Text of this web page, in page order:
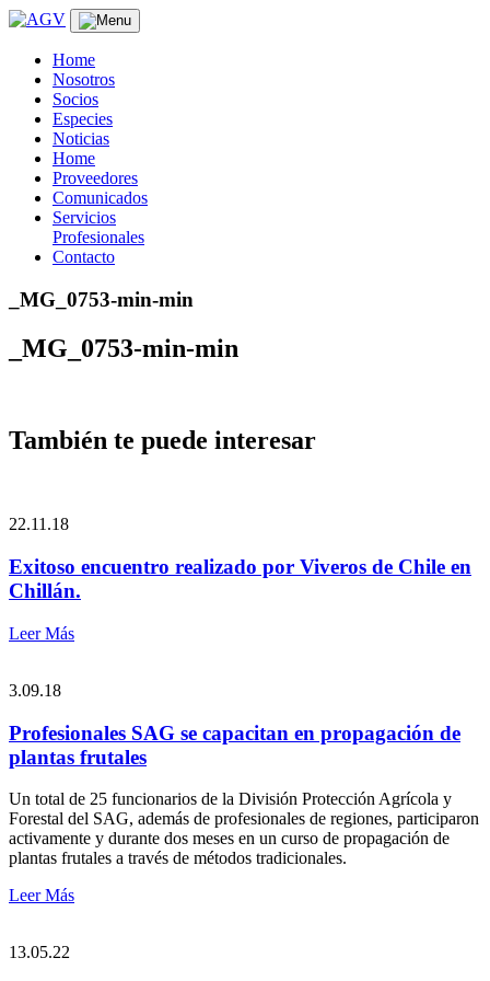
Skip
contentHome
Nosotros
Socios
Especies
Noticias
Home
Proveedores
Comunicados
Servicios
Profesionales
Contacto
_MG_0753-min-min
_MG_0753-min-min
También te puede interesar
22.11.18
Exitoso encuentro realizado por Viveros de Chile en
Chillán.
Leer Más
3.09.18
Profesionales SAG se capacitan en propagación de
plantas frutales
Un total de 25 funcionarios de la División Protección Agrícola y
Forestal del SAG, además de profesionales de regiones, participaron
activamente y durante dos meses en un curso de propagación de
plantas frutales a través de métodos tradicionales.
Leer Más
13.05.22